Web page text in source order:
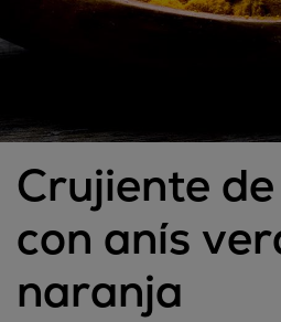
Crujiente
con anís
naranja